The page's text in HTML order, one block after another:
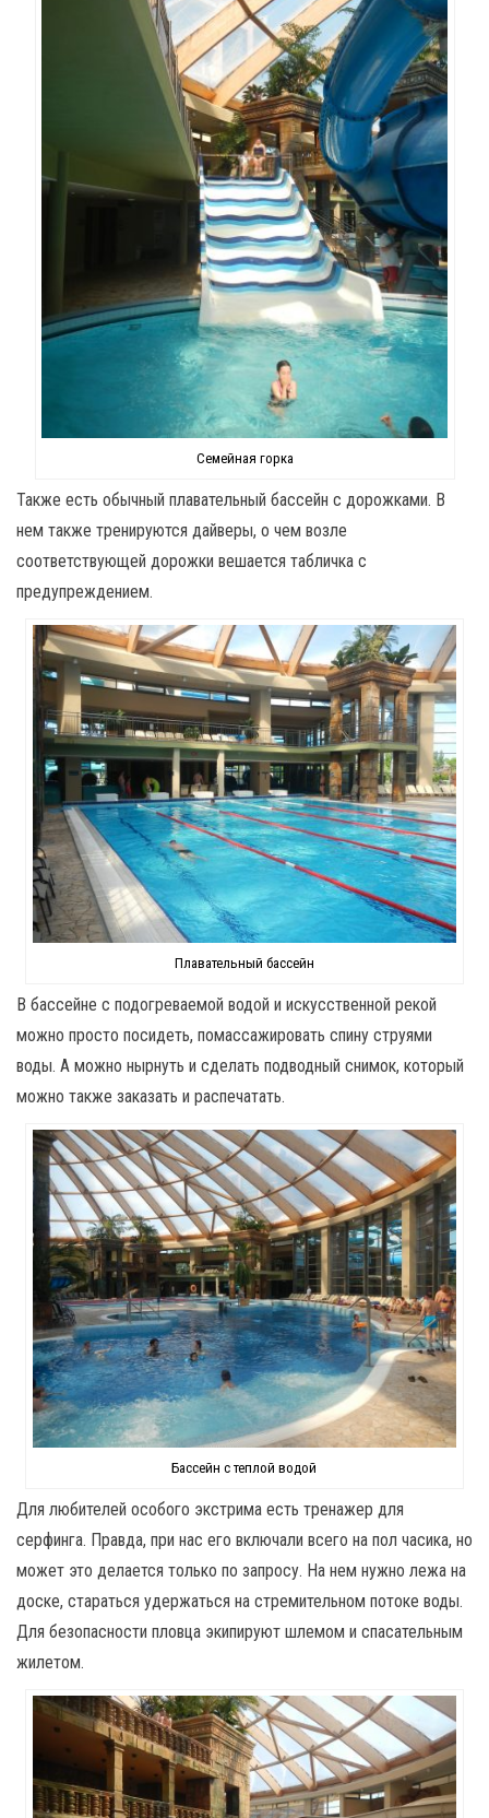
Семейная горка
Также есть обычный плавательный бассейн с дорожками. В
нем также тренируются дайверы, о чем возле
соответствующей дорожки вешается табличка с
предупреждением.
Плавательный бассейн
В бассейне с подогреваемой водой и искусственной рекой
можно просто посидеть, помассажировать спину струями
воды. А можно нырнуть и сделать подводный снимок, который
можно также заказать и распечатать.
Бассейн с теплой водой
Для любителей особого экстрима есть тренажер для
серфинга. Правда, при нас его включали всего на пол часика, но
может это делается только по запросу. На нем нужно лежа на
доске, стараться удержаться на стремительном потоке воды.
Для безопасности пловца экипируют шлемом и спасательным
жилетом.